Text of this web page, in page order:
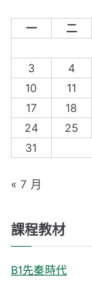
一
二
3
4
10
11
17
18
24
25
31
« 7 月
課程教材
B1先秦時代